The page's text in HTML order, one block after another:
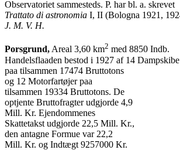
Trattato di astronomia
J. M. V. H.
Porsgrund, Areal 3,60 km2 med 8850 Indb.
Handelsflaaden bestod i 1927 af 14 Dampskibe
paa tilsammen 17474 Bruttotons
og 12 Motorfartøjer paa
tilsammen 19334 Bruttotons. De
optjente Bruttofragter udgjorde 4,9
Mill. Kr. Ejendommenes
Skattetakst udgjorde 22,5 Mill. Kr.,
den antagne Formue var 22,2
Mill. Kr. og Indtægt 9257000 Kr.